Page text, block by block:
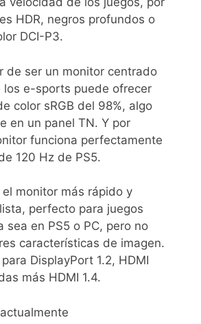
HDR, negros profundos o
DCI-P3.
de ser un monitor centrado
los e-sports puede ofrecer
color sRGB del 98%, algo
en un panel TN. Y por
funciona perfectamente
120 Hz de PS5.
el monitor más rápido y
perfecto para juegos
sea en PS5 o PC, pero no
características de imagen.
DisplayPort 1.2, HDMI
más HDMI 1.4.